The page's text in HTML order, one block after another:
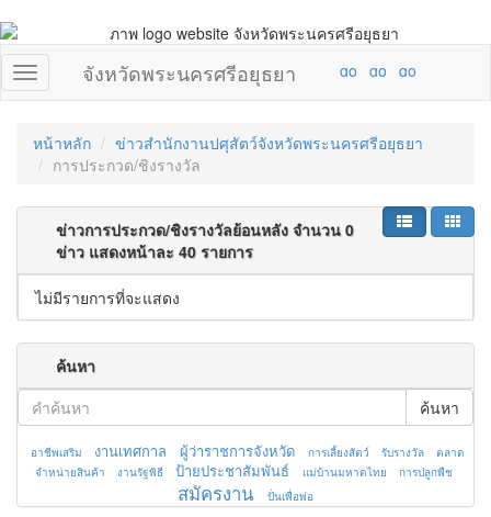
จังหวัดพระนครศรีอยุธยา
หน้าหลัก
ข่าวสำนักงานปศุสัตว์จังหวัดพระนครศรีอยุธยา
การประกวด/ชิงรางวัล
ข่าวการประกวด/ชิงรางวัลย้อนหลัง จำนวน 0
ข่าว แสดงหน้าละ 40 รายการ
ไม่มีรายการที่จะแสดง
ค้นหา
ค้นหา
อาชีพเสริม งานเทศกาล ผู้ว่าราชการจังหวัด การเลี้ยงสัตว์ รับรางวัล
ตลาด
จำหน่ายสินค้า
งานรัฐพิธี ป้ายประชาสัมพันธ์ แม่บ้านมหาดไทย การปลูกพืช
สมัครงาน ปั่นเพื่อพ่อ